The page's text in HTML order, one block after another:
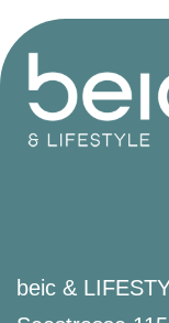
beic &